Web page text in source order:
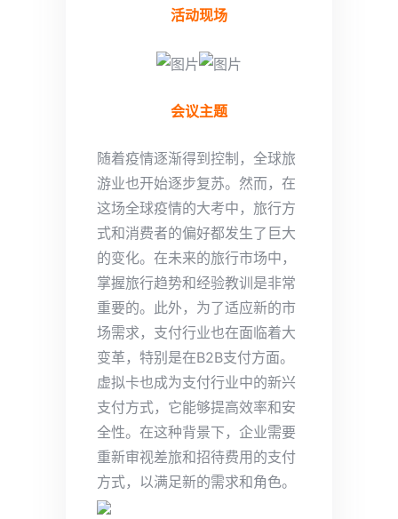
活动现场
会议主题
随着疫情逐渐得到控制，全球旅
游业也开始逐步复苏。然而，在
这场全球疫情的大考中，旅行方
式和消费者的偏好都发生了巨大
的变化。在未来的旅行市场中，
掌握旅行趋势和经验教训是非常
重要的。此外，为了适应新的市
场需求，支付行业也在面临着大
变革，特别是在B2B支付方面。
虚拟卡也成为支付行业中的新兴
支付方式，它能够提高效率和安
全性。在这种背景下，企业需要
重新审视差旅和招待费用的支付
方式，以满足新的需求和角色。